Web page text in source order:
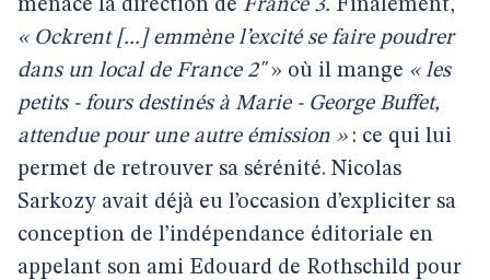
menace la direction de France 3. Finalement,
« Ockrent [...] emmène l’excité se faire poudrer
dans un local de France 2"» où il mange « les
petits - fours destinés à Marie - George Buffet,
attendue pour une autre émission »: ce qui lui
permet de retrouver sa sérénité. Nicolas
Sarkozy avait déjà eu l’occasion d’expliciter sa
conception de l’indépendance éditoriale en
appelant son ami Edouard de Rothschild pour